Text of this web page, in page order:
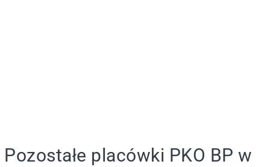
Pozostałe placówki PKO BP w